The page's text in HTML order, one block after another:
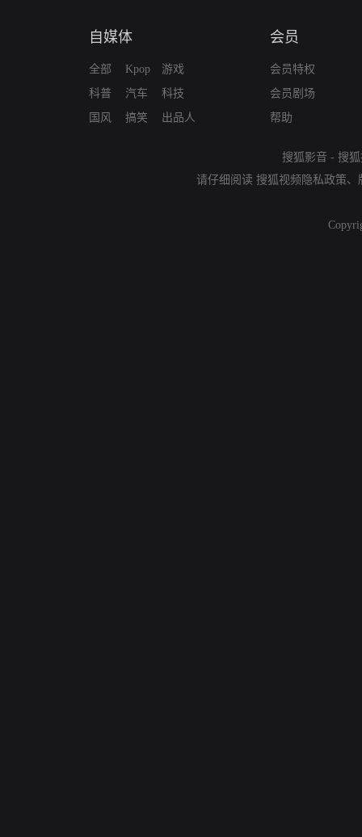
自媒体
全部
科普
国风
Kpop
汽车
搞笑
游戏
科技
出品人
会员
会员特权
会员剧场
帮助
搜狐影音 - 搜
请仔细阅读 搜狐视频隐私政策、